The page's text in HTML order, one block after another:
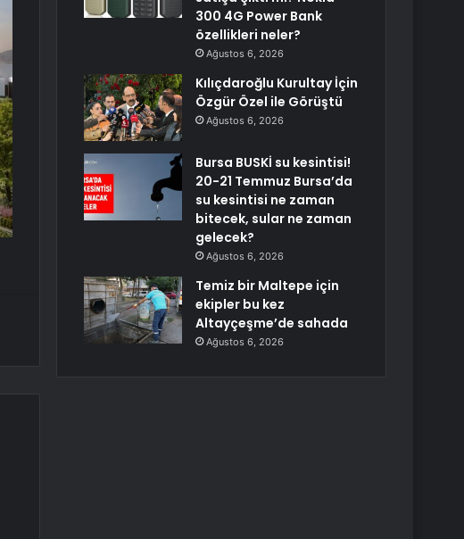
300 4G Power Bank
özellikleri neler?
Ağustos 6, 2026
Kılıçdaroğlu Kurultay İçin
Özgür Özel ile Görüştü
Ağustos 6, 2026
Bursa BUSKİ su kesintisi!
20-21 Temmuz Bursa’da
su kesintisi ne zaman
bitecek, sular ne zaman
gelecek?
Ağustos 6, 2026
Temiz bir Maltepe için
ekipler bu kez
Altayçeşme’de sahada
Ağustos 6, 2026